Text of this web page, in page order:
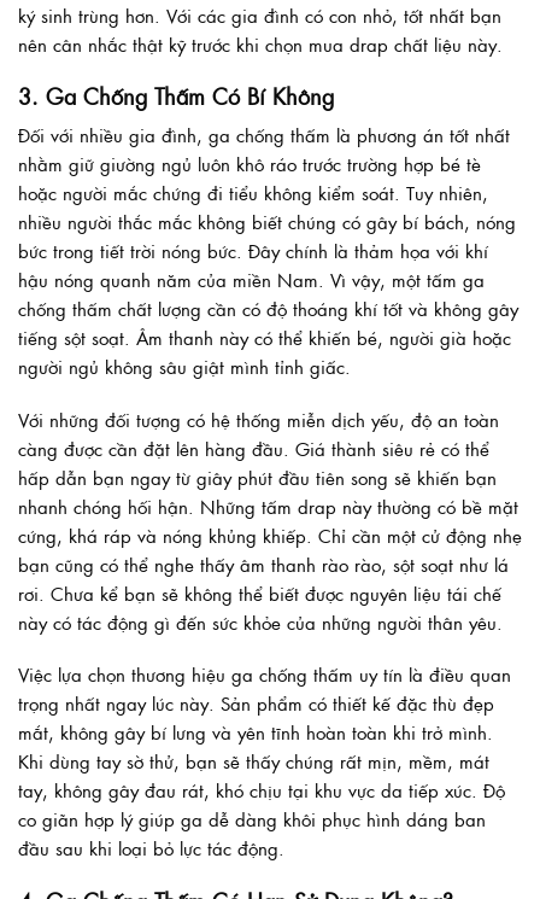
ký sinh trùng hơn. Với các gia đình có con nhỏ, tốt nhất bạn
nên cân nhắc thật kỹ trước khi chọn mua drap chất liệu này.
3. Ga Chống Thấm Có Bí Không
Đối với nhiều gia đình, ga chống thấm là phương án tốt nhất
nhằm giữ giường ngủ luôn khô ráo trước trường hợp bé tè
hoặc người mắc chứng đi tiểu không kiểm soát. Tuy nhiên,
nhiều người thắc mắc không biết chúng có gây bí bách, nóng
bức trong tiết trời nóng bức. Đây chính là thảm họa với khí
hậu nóng quanh năm của miền Nam. Vì vậy, một tấm ga
chống thấm chất lượng cần có độ thoáng khí tốt và không gây
tiếng sột soạt. Âm thanh này có thể khiến bé, người già hoặc
người ngủ không sâu giật mình tỉnh giấc.
Với những đối tượng có hệ thống miễn dịch yếu, độ an toàn
càng được cần đặt lên hàng đầu. Giá thành siêu rẻ có thể
hấp dẫn bạn ngay từ giây phút đầu tiên song sẽ khiến bạn
nhanh chóng hối hận. Những tấm drap này thường có bề mặt
cứng, khá ráp và nóng khủng khiếp. Chỉ cần một cử động nhẹ
bạn cũng có thể nghe thấy âm thanh rào rào, sột soạt như lá
rơi. Chưa kể bạn sẽ không thể biết được nguyên liệu tái chế
này có tác động gì đến sức khỏe của những người thân yêu.
Việc lựa chọn thương hiệu ga chống thấm uy tín là điều quan
trọng nhất ngay lúc này. Sản phẩm có thiết kế đặc thù đẹp
mắt, không gây bí lưng và yên tĩnh hoàn toàn khi trở mình.
Khi dùng tay sờ thử, bạn sẽ thấy chúng rất mịn, mềm, mát
tay, không gây đau rát, khó chịu tại khu vực da tiếp xúc. Độ
co giãn hợp lý giúp ga dễ dàng khôi phục hình dáng ban
đầu sau khi loại bỏ lực tác động.